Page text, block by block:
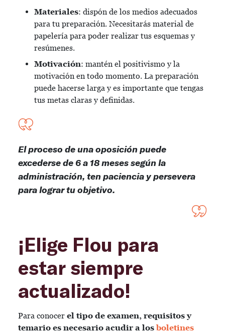
Materiales: dispón de los medios adecuados
para tu preparación. Necesitarás material de
papelería para poder realizar tus esquemas y
resúmenes.
Motivación: mantén el positivismo y la
motivación en todo momento. La preparación
puede hacerse larga y es importante que tengas
tus metas claras y definidas.
El proceso de una oposición puede
excederse de 6 a 18 meses según la
administración, ten paciencia y persevera
para lograr tu objetivo.
¡Elige Flou para
estar siempre
actualizado!
Para conocer el tipo de examen, requisitos y
temario es necesario acudir a losboletines